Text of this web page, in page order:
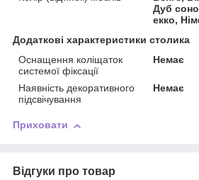
Дуб
екко,
Додаткові характеристики столика
Оснащення коліщаток
системої фіксації
Немає
Наявність декоративного
підсвічування
Немає
Приховати
Відгуки про товар